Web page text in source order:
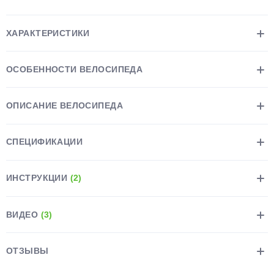
ХАРАКТЕРИСТИКИ
ОСОБЕННОСТИ ВЕЛОСИПЕДА
ОПИСАНИЕ ВЕЛОСИПЕДА
СПЕЦИФИКАЦИИ
ИНСТРУКЦИИ (2)
ВИДЕО (3)
ОТЗЫВЫ